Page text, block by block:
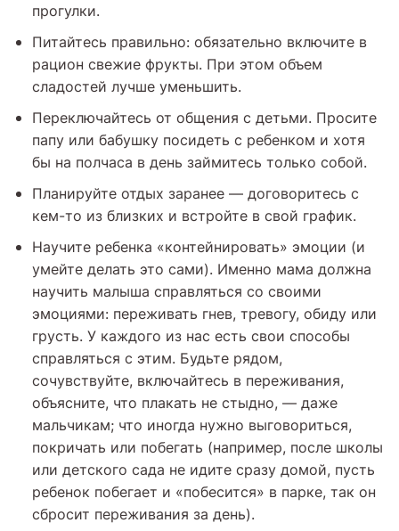
прогулки.
Питайтесь правильно: обязательно включите в
рацион свежие фрукты. При этом объем
сладостей лучше уменьшить.
Переключайтесь от общения с детьми. Просите
папу или бабушку посидеть с ребенком и хотя
бы на полчаса в день займитесь только собой.
Планируйте отдых заранее — договоритесь с
кем-то из близких и встройте в свой график.
Научите ребенка «контейнировать» эмоции (и
умейте делать это сами). Именно мама должна
научить малыша справляться со своими
эмоциями: переживать гнев, тревогу, обиду или
грусть. У каждого из нас есть свои способы
справляться с этим. Будьте рядом,
сочувствуйте, включайтесь в переживания,
объясните, что плакать не стыдно, — даже
мальчикам; что иногда нужно выговориться,
покричать или побегать (например, после школы
или детского сада не идите сразу домой, пусть
ребенок побегает и «побесится» в парке, так он
сбросит переживания за день).